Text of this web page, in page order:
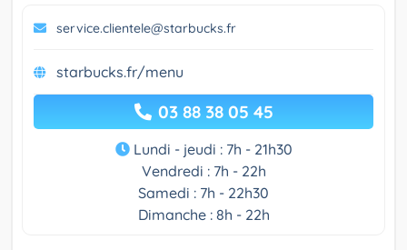
service.clientele@starbucks.fr
starbucks.fr/menu
03 88 38 05 45
Lundi - jeudi : 7h - 21h30
Vendredi : 7h - 22h
Samedi : 7h - 22h30
Dimanche : 8h - 22h